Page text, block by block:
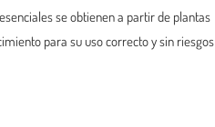
se obtienen a partir de plantas
para su uso correcto y sin riesgos